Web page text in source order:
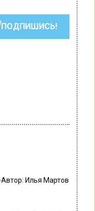
ПОДПИШИСЬ!
Автор:Илья Мартов